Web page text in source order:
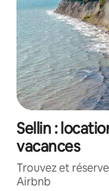
Sellin :
vacances
Trouvez et
Airbnb